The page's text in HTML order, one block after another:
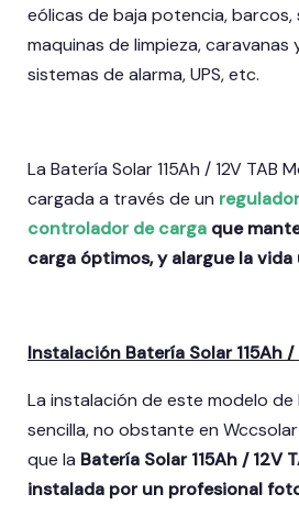
eólicas de baja potencia, barcos,
maquinas de limpieza,
sistemas de alarma, UPS, etc.
La Batería Solar 115Ah / 12V TAB
cargada a través de un
controlador de carga que
carga óptimos, y alargue la
Instalación Batería Solar 115Ah
La instalación de este modelo
sencilla, no obstante en
que la Batería Solar 115Ah / 12V
instalada por un profesional